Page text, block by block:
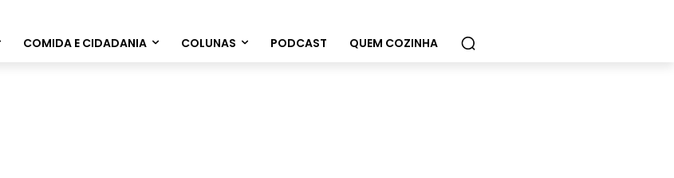
COMIDA E CIDADANIA COLUNAS PODCAST QUEM COZINHA